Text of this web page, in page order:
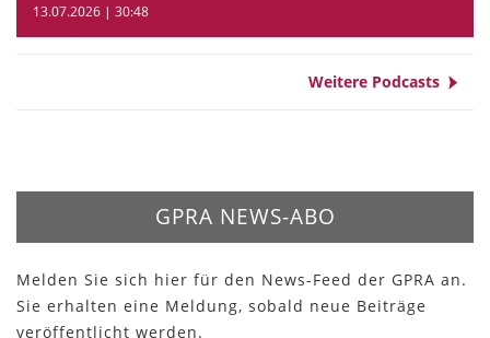
13.07.2026 | 30:48
Weitere Podcasts
GPRA NEWS-ABO
Melden Sie sich hier für den News-Feed der GPRA an.
Sie erhalten eine Meldung, sobald neue Beiträge
veröffentlicht werden.